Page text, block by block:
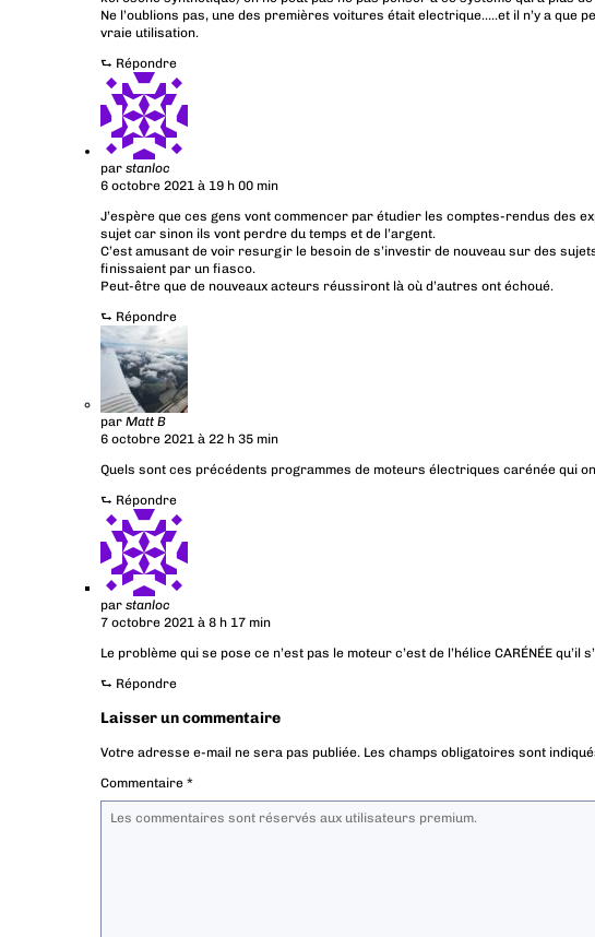
Ne l’oublions pas, une des premières voitures était electrique…..et il n’y a que
vraie utilisation.
⮑ Répondre
par stanloc
6 octobre 2021 à 19 h 00 min
J’espère que ces gens vont commencer par étudier les comptes-rendus des
sujet car sinon ils vont perdre du temps et de l’argent.
C’est amusant de voir resurgir le besoin de s’investir de nouveau sur des
finissaient par un fiasco.
Peut-être que de nouveaux acteurs réussiront là où d’autres ont échoué.
⮑ Répondre
par Matt B
6 octobre 2021 à 22 h 35 min
Quels sont ces précédents programmes de moteurs électriques carénée qui
⮑ Répondre
par stanloc
7 octobre 2021 à 8 h 17 min
Le problème qui se pose ce n’est pas le moteur c’est de l’hélice CARÉNÉE qu’il
⮑ Répondre
Laisser un commentaire
Votre adresse e-mail ne sera pas publiée. Les champs obligatoires sont
Commentaire *